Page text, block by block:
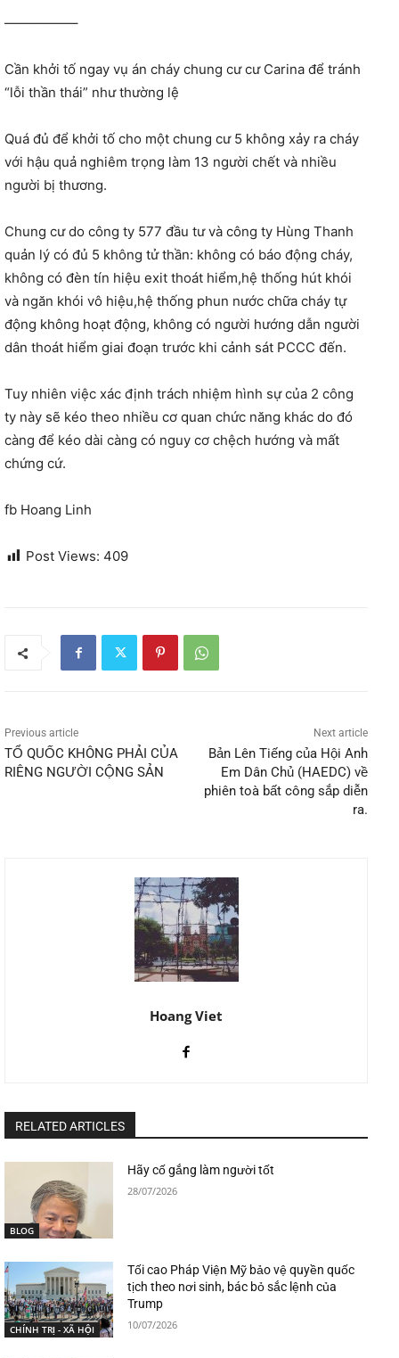
—————–
Cần khởi tố ngay vụ án cháy chung cư cư Carina để tránh
“lỗi thần thái” như thường lệ
Quá đủ để khởi tố cho một chung cư 5 không xảy ra cháy
với hậu quả nghiêm trọng làm 13 người chết và nhiều
người bị thương.
Chung cư do công ty 577 đầu tư và công ty Hùng Thanh
quản lý có đủ 5 không tử thần: không có báo động cháy,
không có đèn tín hiệu exit thoát hiểm,hệ thống hút khói
và ngăn khói vô hiệu,hệ thống phun nước chữa cháy tự
động không hoạt động, không có người hướng dẫn người
dân thoát hiểm giai đoạn trước khi cảnh sát PCCC đến.
Tuy nhiên việc xác định trách nhiệm hình sự của 2 công
ty này sẽ kéo theo nhiều cơ quan chức năng khác do đó
càng để kéo dài càng có nguy cơ chệch hướng và mất
chứng cứ.
fb Hoang Linh
Post Views: 409
Previous article
TỔ QUỐC KHÔNG PHẢI CỦA
RIÊNG NGƯỜI CỘNG SẢN
Next article
Bản Lên Tiếng của Hội Anh
Em Dân Chủ (HAEDC) về
phiên toà bất công sắp diễn
ra.
Hoang Viet
RELATED ARTICLES
BLOG
Hãy cố gắng làm người tốt
28/07/2026
CHÍNH TRỊ - XÃ HỘI
Tối cao Pháp Viện Mỹ bảo vệ quyền quốc
tịch theo nơi sinh, bác bỏ sắc lệnh của
Trump
10/07/2026